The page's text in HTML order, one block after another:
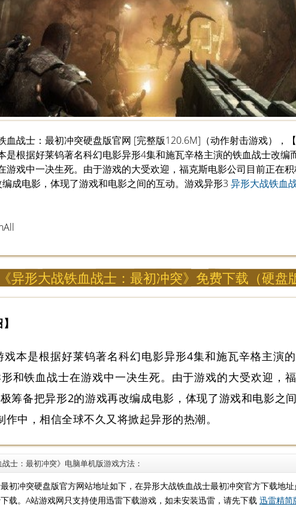
血战士：最初冲突硬盘版官网 [完整版120.6M]（动作射击游戏），【
是根据好莱钨著名科幻电影异形4集和施瓦辛格主演的铁血战士改编
游戏中一决生死。由于游戏的大受欢迎，福克斯电影公司目前正在
成电影，体现了游戏和电影之间的互动。游戏异形3 异形大战铁血
异形大战铁血战士：最初冲突》免费下载（硬盘
戏本是根据好莱钨著名科幻电影异形4集和施瓦辛格主演
和铁血战士在游戏中一决生死。由于游戏的大受欢迎，
筹备把异形2的游戏再改编成电影，体现了游戏和电影之
作中，相信全球不久又将掀起异形的热潮。
士：最初冲突》电脑单机版游戏方法：
初冲突硬盘版官方网站地址如下，在异形大战铁血战士最初冲突官方下载地
载。A站游戏网只支持使用迅雷下载游戏，如未安装迅雷，请先下载 迅雷精简